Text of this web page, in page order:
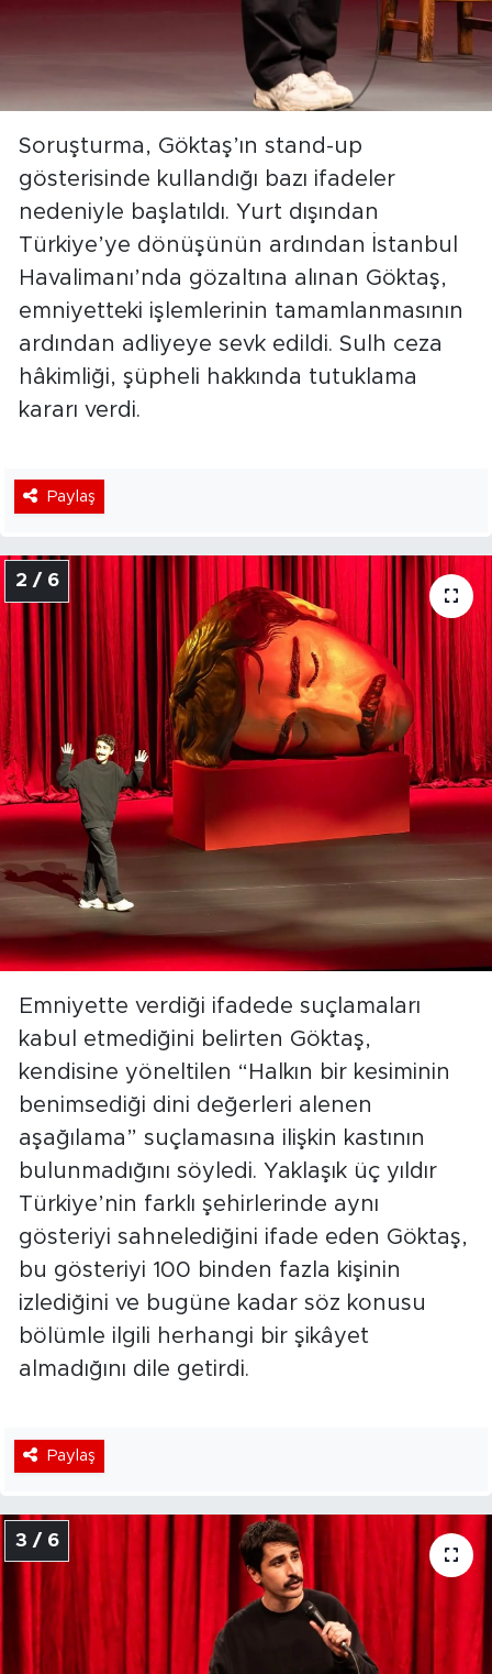
Soruşturma, Göktaş’ın stand-up
gösterisinde kullandığı bazı ifadeler
nedeniyle başlatıldı. Yurt dışından
Türkiye’ye dönüşünün ardından İstanbul
Havalimanı’nda gözaltına alınan Göktaş,
emniyetteki işlemlerinin tamamlanmasının
ardından adliyeye sevk edildi. Sulh ceza
hâkimliği, şüpheli hakkında tutuklama
kararı verdi.
Paylaş
2 / 6
Emniyette verdiği ifadede suçlamaları
kabul etmediğini belirten Göktaş,
kendisine yöneltilen “Halkın bir kesiminin
benimsediği dini değerleri alenen
aşağılama” suçlamasına ilişkin kastının
bulunmadığını söyledi. Yaklaşık üç yıldır
Türkiye’nin farklı şehirlerinde aynı
gösteriyi sahnelediğini ifade eden Göktaş,
bu gösteriyi 100 binden fazla kişinin
izlediğini ve bugüne kadar söz konusu
bölümle ilgili herhangi bir şikâyet
almadığını dile getirdi.
Paylaş
3 / 6